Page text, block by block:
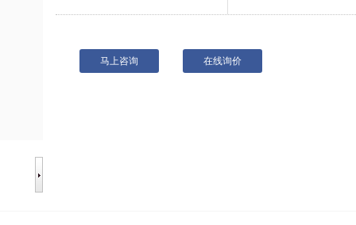
马上咨询 在线询价